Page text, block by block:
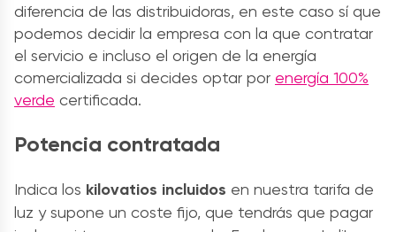
diferencia de las distribuidoras, en este caso sí que
podemos decidir la empresa con la que contratar
el servicio e incluso el origen de la energía
comercializada si decides optar por energía 100%
verde certificada.
Potencia contratada
Indica los kilovatios incluidos en nuestra tarifa de
luz y supone un coste fijo, que tendrás que pagar